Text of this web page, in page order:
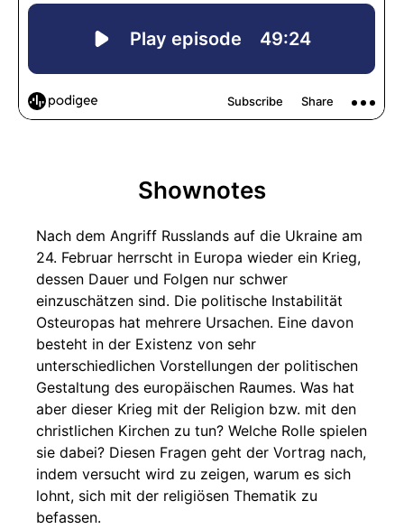
Shownotes
Nach dem Angriff Russlands auf die Ukraine am
24. Februar herrscht in Europa wieder ein Krieg,
dessen Dauer und Folgen nur schwer
einzuschätzen sind. Die politische Instabilität
Osteuropas hat mehrere Ursachen. Eine davon
besteht in der Existenz von sehr
unterschiedlichen Vorstellungen der politischen
Gestaltung des europäischen Raumes. Was hat
aber dieser Krieg mit der Religion bzw. mit den
christlichen Kirchen zu tun? Welche Rolle spielen
sie dabei? Diesen Fragen geht der Vortrag nach,
indem versucht wird zu zeigen, warum es sich
lohnt, sich mit der religiösen Thematik zu
befassen.